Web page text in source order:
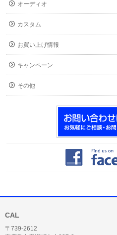
オーディオ
カスタム
お買い上げ情報
キャンペーン
その他
CAL
〒739-2612